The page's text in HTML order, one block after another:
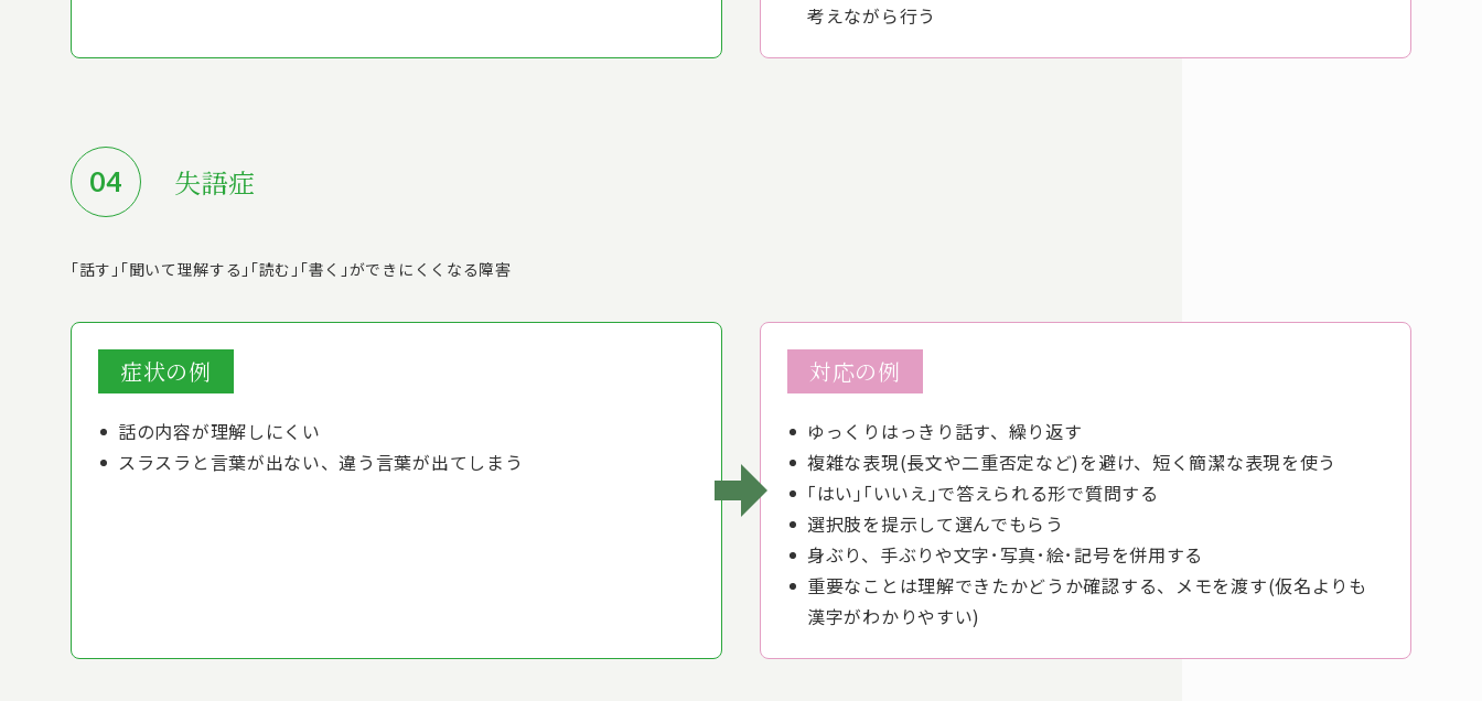
考えながら行う
失語症
｢話す｣｢聞いて理解する｣｢読む｣｢書く｣ができにくくなる障害
症状の例
話の内容が理解しにくい
スラスラと言葉が出ない、違う言葉が出てしまう
対応の例
ゆっくりはっきり話す、繰り返す
複雑な表現(長文や二重否定など)を避け、短く簡潔な表現を使う
｢はい｣｢いいえ｣で答えられる形で質問する
選択肢を提示して選んでもらう
身ぶり、手ぶりや文字･写真･絵･記号を併用する
重要なことは理解できたかどうか確認する、メモを渡す(仮名よりも
漢字がわかりやすい)